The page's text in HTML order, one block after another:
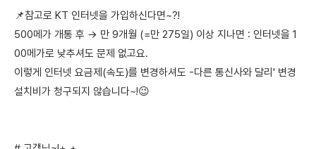
📌참고로 KT 인터넷을 가입하신다면~?!
500메가 개통 후 → 만 9개월 (=만 275일) 이상 지나면 : 인터넷을 1
00메가로 낮추셔도 문제 없고요.
이렇게 인터넷 요금제(속도)를 변경하셔도 -다른 통신사와 달리' 변경
설치비가 청구되지 않습니다~!😉